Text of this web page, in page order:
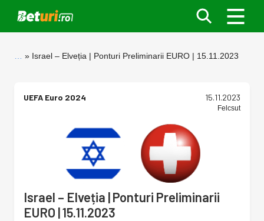
Israel – Elveția | Ponturi Preliminarii EURO | 15.11.2023
UEFA Euro 2024 15.11.2023
Felcsut
Israel – Elveția | Ponturi Preliminarii
EURO | 15.11.2023